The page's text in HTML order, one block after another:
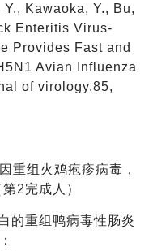
Kawaoka, Y., Bu,
Enteritis Virus-
Provides Fast and
Avian Influenza
of virology.85,
重组火鸡疱疹病毒，
2完成人）
的重组鸭病毒性肠炎